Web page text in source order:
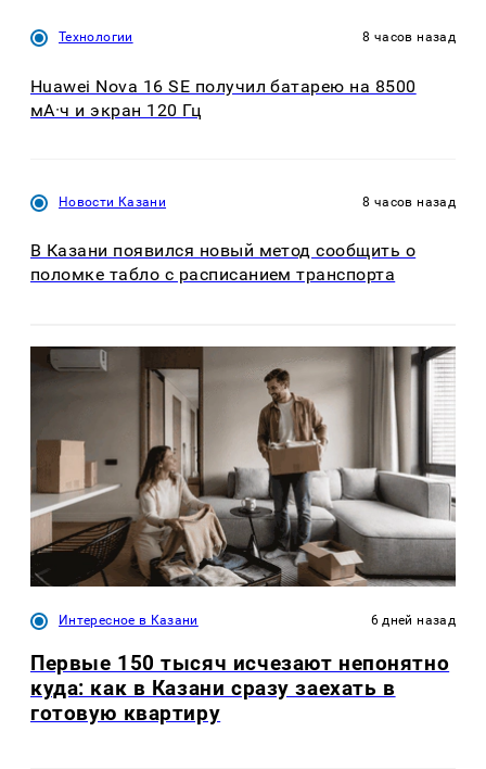
Технологии 8 часов назад
Huawei Nova 16 SE получил батарею на 8500
мА·ч и экран 120 Гц
Новости Казани 8 часов назад
В Казани появился новый метод сообщить о
поломке табло с расписанием транспорта
Интересное в Казани 6 дней назад
Первые 150 тысяч исчезают непонятно
куда: как в Казани сразу заехать в
готовую квартиру